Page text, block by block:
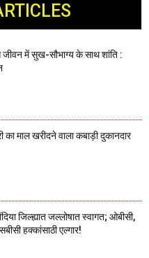
जीवन में सुख-सौभाग्य के साथ शांति :
का माल खरीदने वाला कबाड़ी दुकानदार
जिल्ह्यात जल्लोषात स्वागत; ओबीसी,
हक्कांसाठी एल्गार!